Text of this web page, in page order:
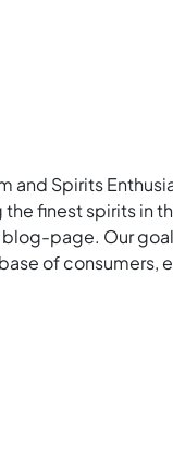
and Spirits
finest spirits in
page. Our
of consumers,